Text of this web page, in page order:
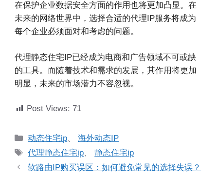
在保护企业数据安全方面的作用也将更加凸显。在
未来的网络世界中，选择合适的代理IP服务将成为
每个企业必须面对和考虑的问题。
代理静态住宅IP已经成为电商和广告领域不可或缺
的工具。而随着技术和需求的发展，其作用将更加
明显，未来的市场潜力不容忽视。
Post Views: 71
分
类
动态住宅ip、海外动态IP
标
签
代理静态住宅ip、静态住宅ip
软路由IP购买误区：如何避免常见的选择失误？